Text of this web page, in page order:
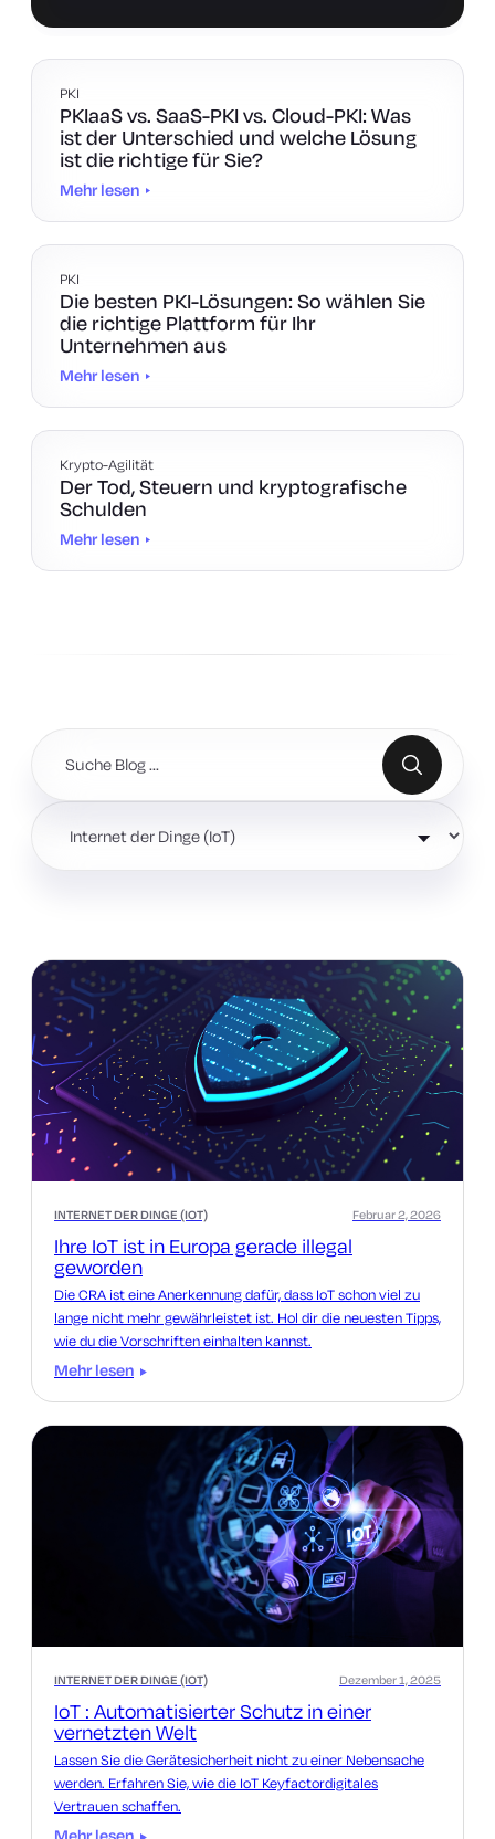
PKI
PKIaaS vs. SaaS-PKI vs. Cloud-PKI: Was
ist der Unterschied und welche Lösung
ist die richtige für Sie?
Mehr lesen
PKI
Die besten PKI-Lösungen: So wählen Sie
die richtige Plattform für Ihr
Unternehmen aus
Mehr lesen
Krypto-Agilität
Der Tod, Steuern und kryptografische
Schulden
Mehr lesen
INTERNET DER DINGE (IOT)
Ihre IoT ist in Europa gerade illegal
geworden
Februar 2, 2026
Die CRA ist eine Anerkennung dafür, dass IoT schon viel zu
lange nicht mehr gewährleistet ist. Hol dir die neuesten Tipps,
wie du die Vorschriften einhalten kannst.
Mehr lesen
INTERNET DER DINGE (IOT)
IoT : Automatisierter Schutz in einer
vernetzten Welt
Dezember 1, 2025
Lassen Sie die Gerätesicherheit nicht zu einer Nebensache
werden. Erfahren Sie, wie die IoT Keyfactordigitales
Vertrauen schaffen.
Mehr lesen